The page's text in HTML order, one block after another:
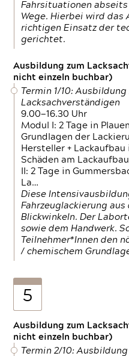
Fahrsituationen
Wege. Hierbei wird das
richtigen Einsatz der
gerichtet.
Ausbildung zum
nicht einzeln buchbar)
Termin 1/10: Ausbildung
Lacksachverständigen
9.00—16.30 Uhr
Modul I: 2 Tage in
Grundlagen der
Hersteller + Lackaufbau
Schäden am
II: 2 Tage in
La…
Diese
Fahrzeuglackierung
Blickwinkeln. Der
sowie dem Handwerk.
Teilnehmer*Innen den
/ chemischem
5
Ausbildung zum
nicht einzeln buchbar)
Termin 2/10: Ausbildung